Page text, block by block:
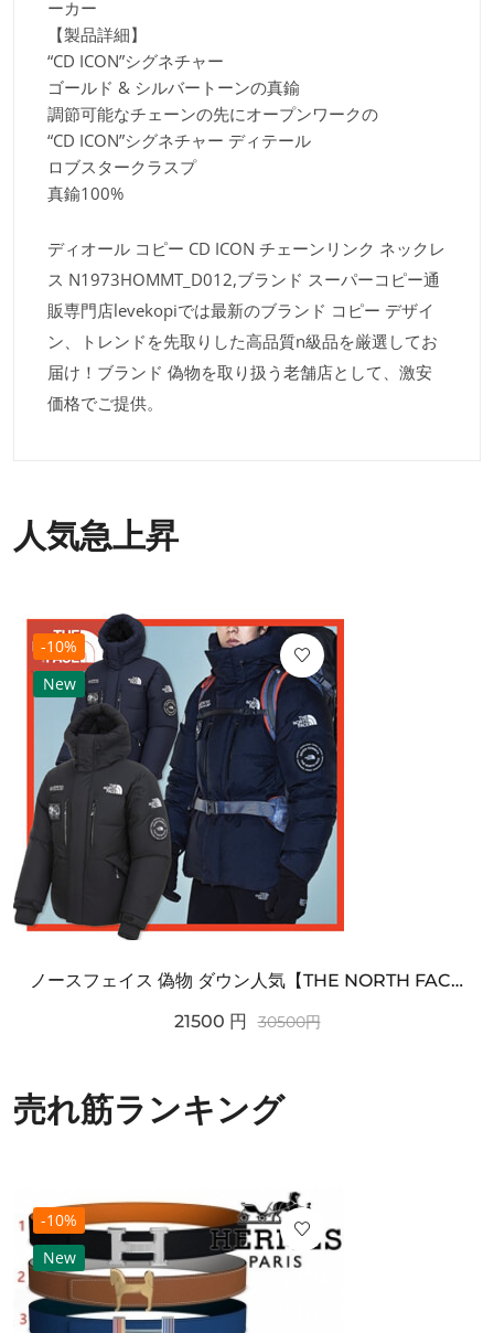
ーカー
【製品詳細】
“CD ICON”シグネチャー
ゴールド & シルバートーンの真鍮
調節可能なチェーンの先にオープンワークの
“CD ICON”シグネチャー ディテール
ロブスタークラスプ
真鍮100%
ディオール コピー CD ICON チェーンリンク ネックレ
ス N1973HOMMT_D012,ブランド スーパーコピー通
販専門店levekopiでは最新のブランド コピー デザイ
ン、トレンドを先取りした高品質n級品を厳選してお
届け！ブランド 偽物を取り扱う老舗店として、激安
価格でご提供。
人気急上昇
-10%
New
ノースフェイス 偽物 ダウン人気【THE NORTH FACE】M'S 7 SUMMIT HIM...
21500 円 30500円
売れ筋ランキング
-10%
New